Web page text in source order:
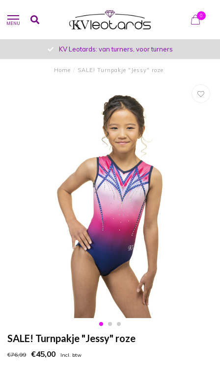
MENU
0
KV Leotards: van turners, voor turners
Home / SALE! Turnpakje "Jessy" roze
SALE! Turnpakje "Jessy" roze
€76,99 €45,00 Incl. btw